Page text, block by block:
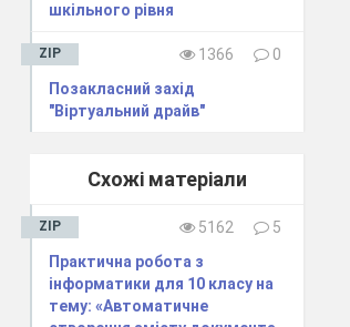
шкільного рівня
ZIP 1366
0
Позакласний захід
"Віртуальний драйв"
Схожі матеріали
ZIP 5162
5
Практична робота з
інформатики для 10 класу на
тему: «Автоматичне